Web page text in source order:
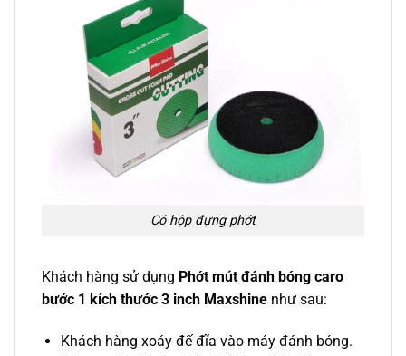
Có hộp đựng phớt
Khách hàng sử dụng Phớt mút đánh bóng caro
bước 1 kích thước 3 inch Maxshine như sau:
Khách hàng xoáy đế đĩa vào máy đánh bóng.